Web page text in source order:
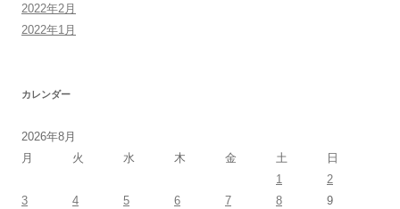
2022年2月
2022年1月
カレンダー
2026年8月
月
火 水 木 金 土
日
1
2
3
4 5 6 7 8
9